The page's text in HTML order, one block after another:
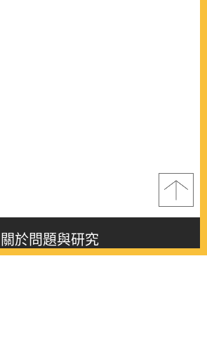
關於問題與研究
About this journal